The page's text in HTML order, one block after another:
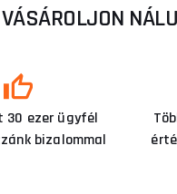
30 ezer ügyfél
bizalommal